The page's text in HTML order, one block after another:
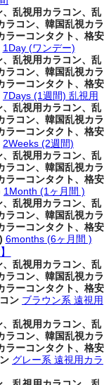
、乱視用カラコン、乱
ラコン、韓国乱視カラ
ラーコンタクト、格安
1Day (ワンデー)
、乱視用カラコン、乱
ラコン、韓国乱視カラ
ラーコンタクト、格安
7Days (1週間) 乱視用
、乱視用カラコン、乱
ラコン、韓国乱視カラ
ラーコンタクト、格安
2Weeks (2週間)
、乱視用カラコン、乱
ラコン、韓国乱視カラ
ラーコンタクト、格安
1Month (1ヶ月間 )
、乱視用カラコン、乱
ラコン、韓国乱視カラ
ラーコンタクト、格安
6months (6ヶ月間 )
、乱視用カラコン、乱
ラコン、韓国乱視カラ
ラーコンタクト、格安
ン ブラウン系 遠視用
、乱視用カラコン、乱
ラコン、韓国乱視カラ
ラーコンタクト、格安
グレー系 遠視用カラ